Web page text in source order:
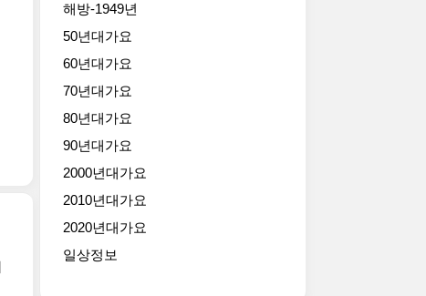
해방-1949년
50년대가요
60년대가요
70년대가요
80년대가요
90년대가요
2000년대가요
2010년대가요
2020년대가요
일상정보